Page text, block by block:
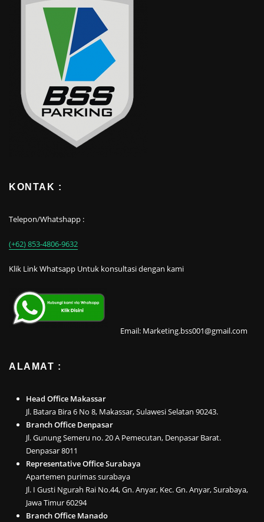
KONTAK :
Telepon/Whatshapp :
(+62) 853-4806-9632
Klik Link Whatsapp Untuk konsultasi dengan kami
Email: Marketing.bss001@gmail.com
ALAMAT :
Head Office Makassar
Jl. Batara Bira 6 No 8, Makassar, Sulawesi Selatan 90243.
Branch Office Denpasar
Jl. Gunung Semeru no. 20 A Pemecutan, Denpasar Barat.
Denpasar 8011
Representative Office Surabaya
Apartemen purimas surabaya
Jl. I Gusti Ngurah Rai No.44, Gn. Anyar, Kec. Gn. Anyar, Surabaya,
Jawa Timur 60294
Branch Office Manado